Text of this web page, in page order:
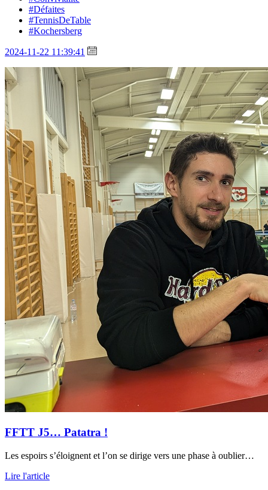
#Défaites
#TennisDeTable
#Kochersberg
2024-11-22 11:39:41
FFTT J5… Patatra !
Les espoirs s’éloignent et l’on se dirige vers une phase à oublier…
Lire l'article